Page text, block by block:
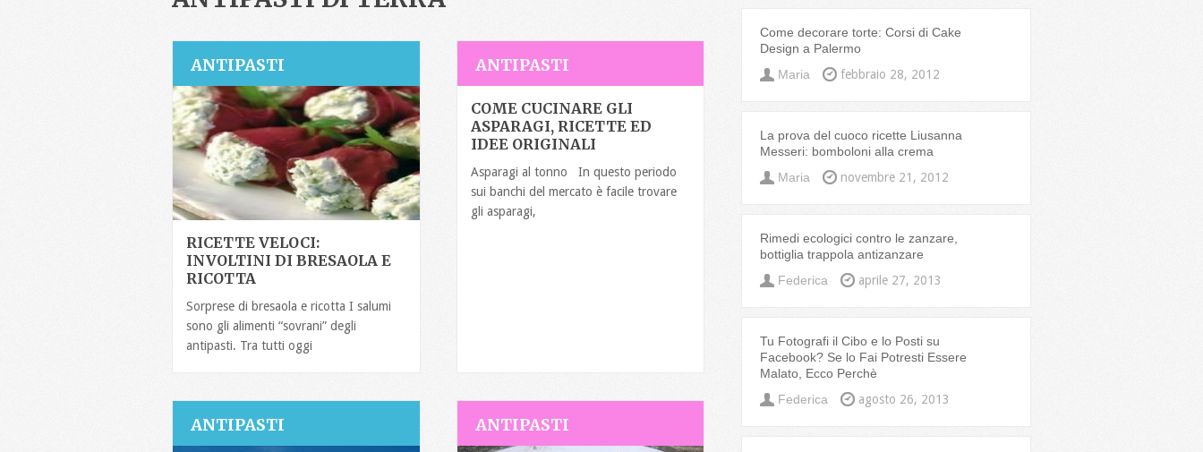
ANTIPASTI
RICETTE VELOCI:
INVOLTINI DI BRESAOLA E
RICOTTA
Sorprese di bresaola e ricotta I salumi
sono gli alimenti “sovrani” degli
antipasti. Tra tutti oggi
ANTIPASTI
COME CUCINARE GLI
ASPARAGI, RICETTE ED
IDEE ORIGINALI
Asparagi al tonno In questo periodo
sui banchi del mercato è facile trovare
gli asparagi,
ANTIPASTI ANTIPASTI
Come decorare torte: Corsi di Cake
Design a Palermo
Maria
febbraio 28, 2012
La prova del cuoco ricette Liusanna
Messeri: bomboloni alla crema
Maria
novembre 21, 2012
Rimedi ecologici contro le zanzare,
bottiglia trappola antizanzare
Federica
aprile 27, 2013
Tu Fotografi il Cibo e lo Posti su
Facebook? Se lo Fai Potresti Essere
Malato, Ecco Perchè
Federica
agosto 26, 2013